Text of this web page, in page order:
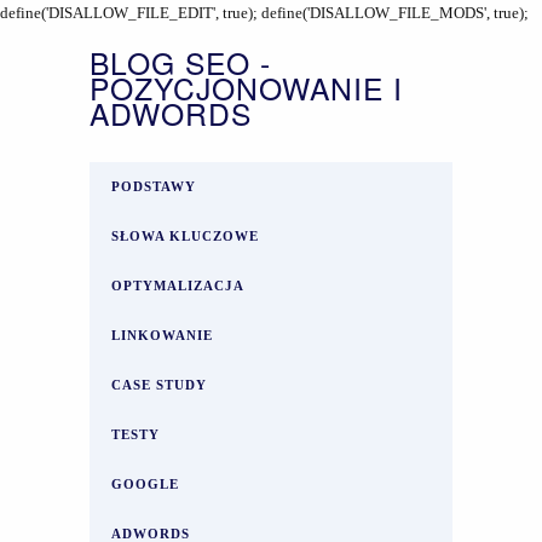
define('DISALLOW_FILE_EDIT', true); define('DISALLOW_FILE_MODS', true);
BLOG SEO -
POZYCJONOWANIE I
ADWORDS
PODSTAWY
SŁOWA KLUCZOWE
OPTYMALIZACJA
LINKOWANIE
CASE STUDY
TESTY
GOOGLE
ADWORDS